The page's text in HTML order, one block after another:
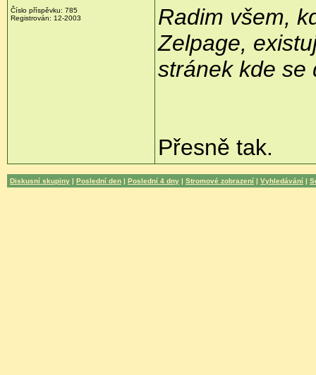
Číslo příspěvku: 785
Registrován: 12-2003
Radim všem,
Zelpage,
stránek kde se
Přesně tak.
Diskusní skupiny | Poslední den | Poslední 4 dny | Stromové zobrazení | Vyhledávání |